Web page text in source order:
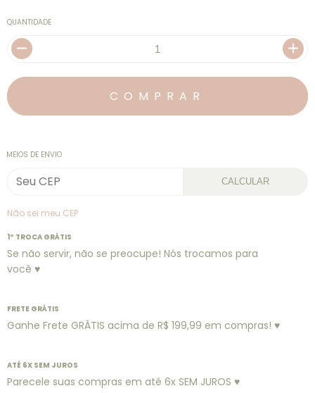
QUANTIDADE
MEIOS DE ENVIO
CALCULAR
Não sei meu CEP
1º TROCA GRÁTIS
Se não servir, não se preocupe! Nós trocamos para
você ♥
FRETE GRÁTIS
Ganhe Frete GRÁTIS acima de R$ 199,99 em compras! ♥
ATÉ 6X SEM JUROS
Parecele suas compras em até 6x SEM JUROS ♥